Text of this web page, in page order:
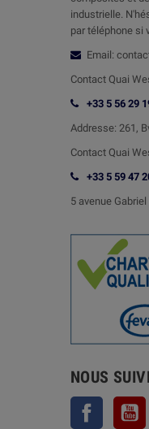
industrielle.
par téléphone si
Email:
Contact Quai
+33 5 56 29
Addresse: 261,
Contact Quai
+33 5 59 47
5 avenue
NOUS
Facebook